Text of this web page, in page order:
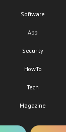
Software
App
Security
HowTo
Tech
Magazine